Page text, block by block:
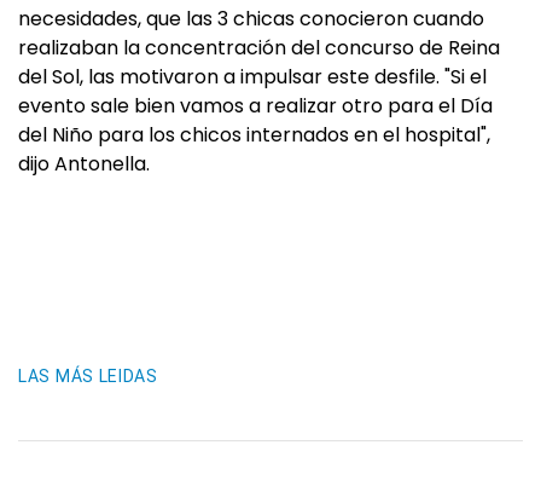
necesidades, que las 3 chicas conocieron cuando
realizaban la concentración del concurso de Reina
del Sol, las motivaron a impulsar este desfile. "Si el
evento sale bien vamos a realizar otro para el Día
del Niño para los chicos internados en el hospital",
dijo Antonella.
LAS MÁS LEIDAS